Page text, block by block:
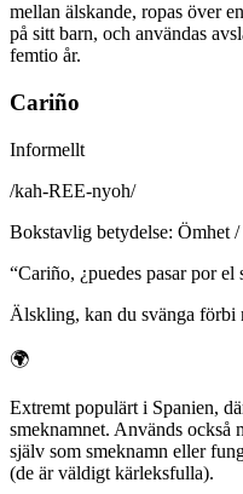
mellan älskande, ropas över
på sitt barn, och användas
femtio år.
Cariño
Informellt
/kah-REE-nyoh/
Bokstavlig betydelse: Ömhet
“Cariño, ¿puedes pasar por el
Älskling, kan du svänga förbi
🌍
Extremt populärt i Spanien,
smeknamnet. Används
själv som smeknamn eller
(de är väldigt kärleksfulla).